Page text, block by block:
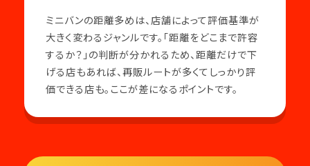
ミニバンの距離多めは、店舗によって評価基準が
大きく変わるジャンルです。「距離をどこまで許容
するか？」の判断が分かれるため、距離だけで下
げる店もあれば、再販ルートが多くてしっかり評
価できる店も。ここが差になるポイントです。